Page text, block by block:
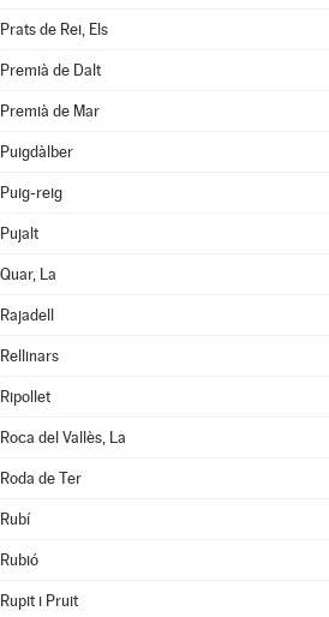
Prats de Rei, Els
Premià de Dalt
Premià de Mar
Puigdàlber
Puig-reig
Pujalt
Quar, La
Rajadell
Rellinars
Ripollet
Roca del Vallès, La
Roda de Ter
Rubí
Rubió
Rupit i Pruit